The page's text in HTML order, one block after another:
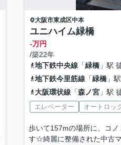
大阪市東成区中本
ユニハイム緑橋
-万円
/築22年
地下鉄中央線「緑橋」駅
地下鉄今里筋線「緑橋」
大阪環状線「森ノ宮」駅
エレベーター オートロッ
歩いて157mの場所に、コノ
す☆綺麗に整備された中古